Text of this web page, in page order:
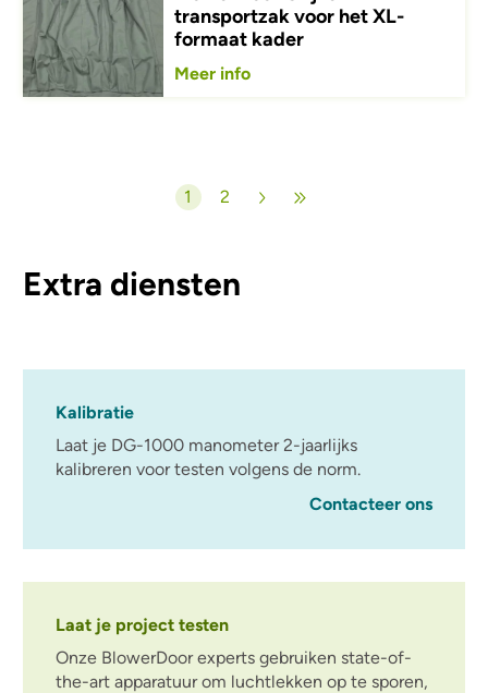
transportzak voor het XL-
formaat kader
Meer info
Huidige pagina
1 Pagina
2
Extra diensten
Kalibratie
Laat je DG-1000 manometer 2-jaarlijks
kalibreren voor testen volgens de norm.
Contacteer ons
Laat je project testen
Onze BlowerDoor experts gebruiken state-of-
the-art apparatuur om luchtlekken op te sporen,